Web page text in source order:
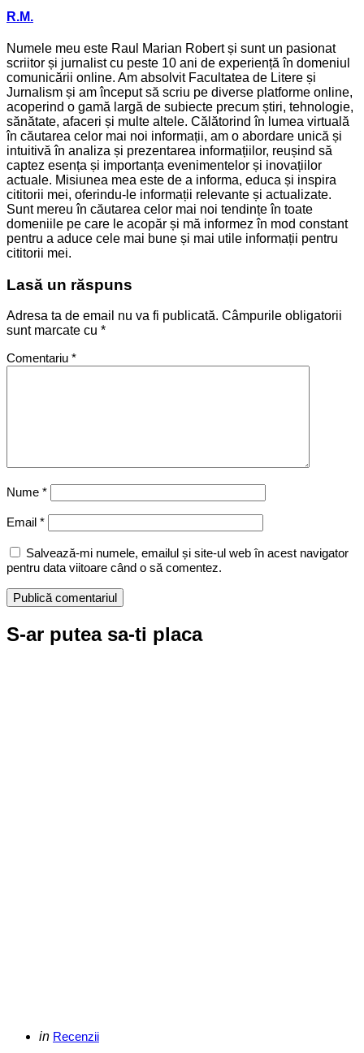
R.M.
Numele meu este Raul Marian Robert și sunt un pasionat
scriitor și jurnalist cu peste 10 ani de experiență în domeniul
comunicării online. Am absolvit Facultatea de Litere și
Jurnalism și am început să scriu pe diverse platforme online,
acoperind o gamă largă de subiecte precum știri, tehnologie,
sănătate, afaceri și multe altele. Călătorind în lumea virtuală
în căutarea celor mai noi informații, am o abordare unică și
intuitivă în analiza și prezentarea informațiilor, reușind să
captez esența și importanța evenimentelor și inovațiilor
actuale. Misiunea mea este de a informa, educa și inspira
cititorii mei, oferindu-le informații relevante și actualizate.
Sunt mereu în căutarea celor mai noi tendințe în toate
domeniile pe care le acopăr și mă informez în mod constant
pentru a aduce cele mai bune și mai utile informații pentru
cititorii mei.
Lasă un răspuns
Adresa ta de email nu va fi publicată. Câmpurile obligatorii
sunt marcate cu *
Comentariu *
Nume *
Email *
Salvează-mi numele, emailul și site-ul web în acest navigator
pentru data viitoare când o să comentez.
S-ar putea sa-ti placa
Categories
Posted
in Recenzii